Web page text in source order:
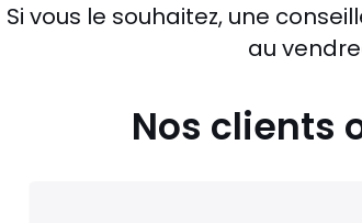
Si vous le souhaitez, une
au
Nos clients